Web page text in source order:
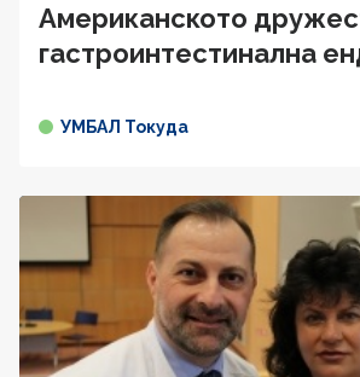
Американското
гастроинтестинална
УМБАЛ Токуда